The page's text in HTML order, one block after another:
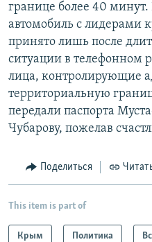
границе более 40
автомобиль с лидерами
принято лишь после
ситуации в телефонном
лица, контролирующие
территориальную
передали паспорта
Чубарову, пожелав
Поделиться
This item is part of
Крым Политика